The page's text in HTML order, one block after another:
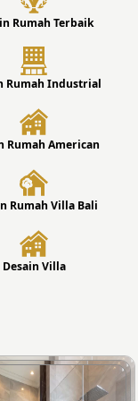
Rumah Terbaik
Rumah Industrial
Rumah American
Rumah Villa Bali
Desain Villa